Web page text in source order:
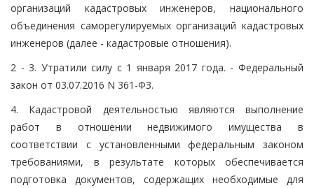
организаций кадастровых инженеров, национального
объединения саморегулируемых организаций кадастровых
инженеров (далее - кадастровые отношения).
2 - 3. Утратили силу с 1 января 2017 года. - Федеральный
закон от 03.07.2016 N 361-ФЗ.
4. Кадастровой деятельностью являются выполнение
работ в отношении недвижимого имущества в
соответствии с установленными федеральным законом
требованиями, в результате которых обеспечивается
подготовка документов, содержащих необходимые для